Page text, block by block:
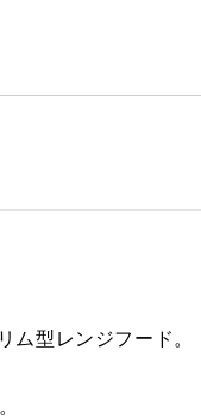
ム型レンジフード。